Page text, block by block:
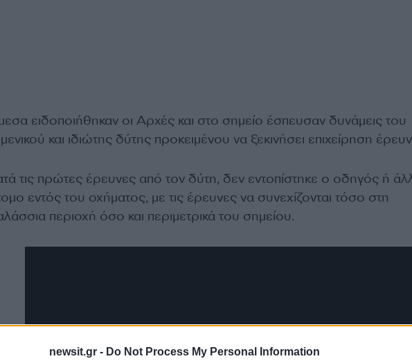
newsit.gr - Do Not Process My Personal Information
ειδοποιήθηκαν οι Αρχές και στο σημείο έσπευσαν δυνάμεις του
και ιδιώτης δύτης προκειμένου να ξεκινήσει επιχείρηση
τις πρώτες έρευνες από τον δύτη, δεν εντοπίστηκε ο οδηγός ή
εντός του οχήματος, με τις έρευνες να συνεχίζονται τόσο στη
περιοχή όσο και περιμετρικά του σημείου.